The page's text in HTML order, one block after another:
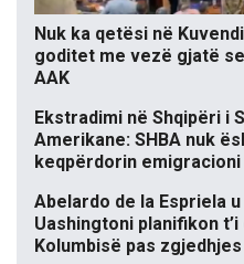
Nuk ka qetësi në
goditet me vezë gjatë
AAK
Ekstradimi në Shqipëri i
Amerikane: SHBA nuk
keqpërdorin
Abelardo de la Espriela
Uashingtoni planifikon
Kolumbisë pas